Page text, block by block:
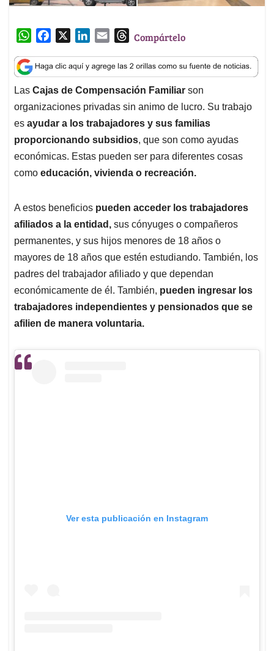
W
a
t
s
A
p
p
c
e
b
o
o
k
n
k
e
d
I
n
a
i
l
T
r
e
a
d
s
Compártelo
Las Cajas de Compensación Familiar son
organizaciones privadas sin animo de lucro. Su trabajo
es ayudar a los trabajadores y sus familias
proporcionando subsidios, que son como ayudas
económicas. Estas pueden ser para diferentes cosas
como educación, vivienda o recreación.
A estos beneficios pueden acceder los trabajadores
afiliados a la entidad, sus cónyuges o compañeros
permanentes, y sus hijos menores de 18 años o
mayores de 18 años que estén estudiando. También, los
padres del trabajador afiliado y que dependan
económicamente de él. También, pueden ingresar los
trabajadores independientes y pensionados que se
afilien de manera voluntaria.
Ver esta publicación en Instagram